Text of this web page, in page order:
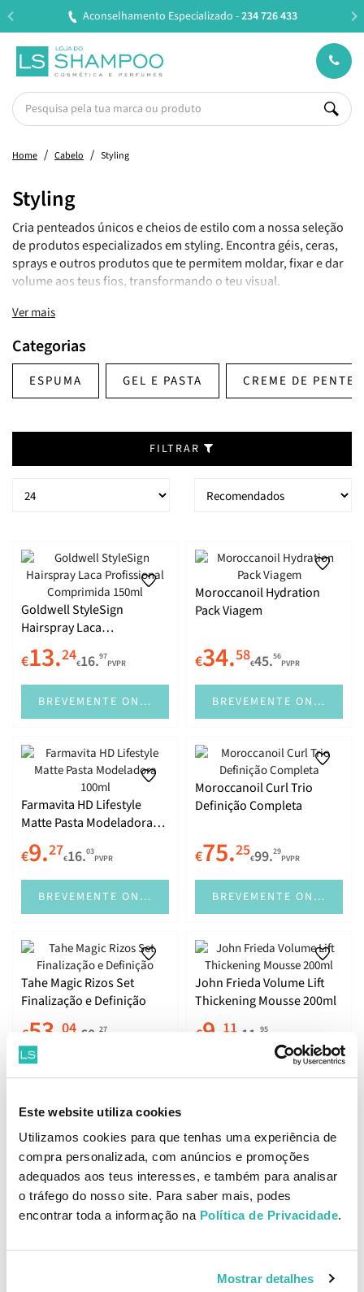
Este website utiliza cookies
Utilizamos cookies para que tenhas uma experiência de
compra personalizada, com anúncios e promoções
adequados aos teus interesses, e também para analisar
o tráfego do nosso site. Para saber mais, podes
encontrar toda a informação na Política de Privacidade.
Mostrar detalhes
Aconselhamento Especializado -234 726 433
Home Cabelo Styling
Styling
Cria penteados únicos e cheios de estilo com a nossa seleção
de produtos especializados em styling. Encontra géis, ceras,
sprays e outros produtos que te permitem moldar, fixar e dar
volume aos teus fios, transformando o teu visual.
Ver mais
Categorias
ESPUMA GEL E PASTA CREME DE
FILTRAR
Goldwell StyleSign
Hairspray Laca
Profissional Comprimida
150ml
€13.24€16.97
PVPR
BREVEMENTE ONLINE
Moroccanoil Hydration
Pack Viagem
€34.58€45.56
PVPR
BREVEMENTE ONLINE
Farmavita HD Lifestyle
Matte Pasta Modeladora
100ml
€9.27€16.03
PVPR
BREVEMENTE ONLINE
Moroccanoil Curl Trio
Definição Completa
€75.25€99.29
PVPR
BREVEMENTE ONLINE
Tahe Magic Rizos Set
Finalização e Definição
€53. 04 60. 27
BREVEMENTE ONLINE
John Frieda Volume Lift
Thickening Mousse 200ml
€9. 11 11. 95
BREVEMENTE ONLINE
Tahe Magic Rizos Rotina
Completa Caracóis
€66.38€75. PVPR
BREVEMENTE ONLINE
Moroccanoil Curl Duo
Definição Essencial
€50.11€66. PVPR
BREVEMENTE ONLINE